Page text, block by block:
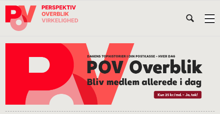
Gå
direkte
Skip
indhold
Gå
direkte